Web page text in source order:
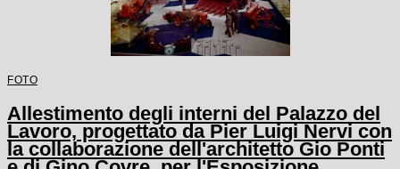
FOTO
Allestimento degli interni del Palazzo del
Lavoro, progettato da Pier Luigi Nervi con
la collaborazione dell'architetto Gio Ponti